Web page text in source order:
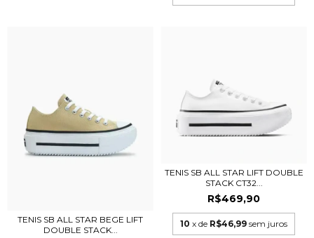
TENIS SB ALL STAR BEGE LIFT
DOUBLE STACK...
TENIS SB ALL STAR LIFT DOUBLE
STACK CT32...
R$469,90
10 x de R$46,99 sem juros